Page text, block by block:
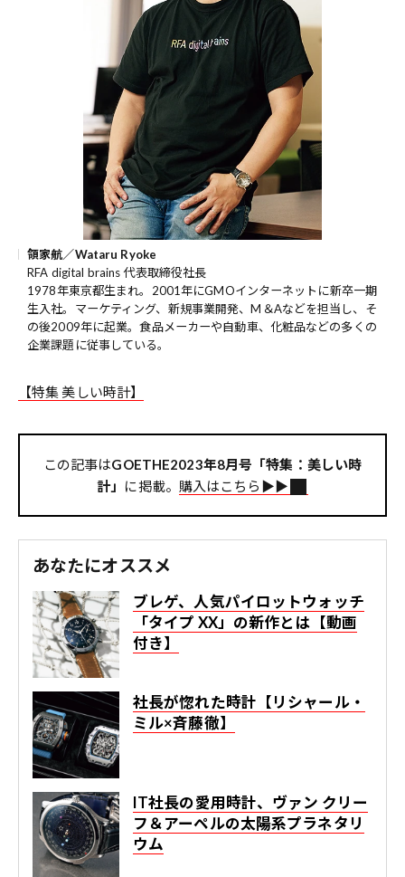
領家航／Wataru Ryoke
RFA digital brains 代表取締役社長
1978年東京都生まれ。2001年にGMOインターネットに新卒一期
生入社。マーケティング、新規事業開発、M＆Aなどを担当し、そ
の後2009年に起業。食品メーカーや自動車、化粧品などの多くの
企業課題に従事している。
【特集 美しい時計】
この記事はGOETHE2023年8月号「特集：美しい時
計」 に掲載。 購入はこちら▶︎▶︎
あなたにオススメ
ブレゲ、人気パイロットウォッチ
「タイプ XX」の新作とは【動画
付き】
社長が惚れた時計【リシャール・
ミル×斉藤徹】
IT社長の愛用時計、ヴァン クリー
フ＆アーペルの太陽系プラネタリ
ウム